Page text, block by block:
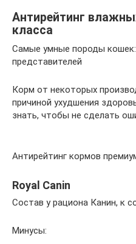
​Антирейтинг
класса
Самые умные породы кошек:
представителей
Корм от некоторых
причиной ухудшения
знать, чтобы не сделать
Антирейтинг кормов
Royal Canin
Состав у рациона Канин, к
Минусы: